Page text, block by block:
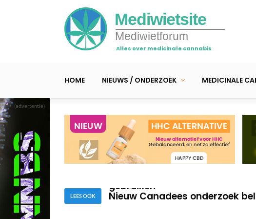
(advertentie)
Mediwietsite
Mediwietforum
Alles over medicinale cannabis
HOME NIEUWS / ONDERZOEK MEDICINALE
LEES OOK
Enquete: wietgebruik
gebruiken
Nieuw Canadees onderzoek